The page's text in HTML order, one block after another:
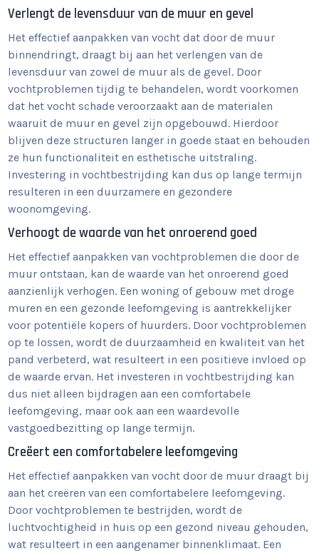
Verlengt de levensduur van de muur en gevel
Het effectief aanpakken van vocht dat door de muur
binnendringt, draagt bij aan het verlengen van de
levensduur van zowel de muur als de gevel. Door
vochtproblemen tijdig te behandelen, wordt voorkomen
dat het vocht schade veroorzaakt aan de materialen
waaruit de muur en gevel zijn opgebouwd. Hierdoor
blijven deze structuren langer in goede staat en behouden
ze hun functionaliteit en esthetische uitstraling.
Investering in vochtbestrijding kan dus op lange termijn
resulteren in een duurzamere en gezondere
woonomgeving.
Verhoogt de waarde van het onroerend goed
Het effectief aanpakken van vochtproblemen die door de
muur ontstaan, kan de waarde van het onroerend goed
aanzienlijk verhogen. Een woning of gebouw met droge
muren en een gezonde leefomgeving is aantrekkelijker
voor potentiële kopers of huurders. Door vochtproblemen
op te lossen, wordt de duurzaamheid en kwaliteit van het
pand verbeterd, wat resulteert in een positieve invloed op
de waarde ervan. Het investeren in vochtbestrijding kan
dus niet alleen bijdragen aan een comfortabele
leefomgeving, maar ook aan een waardevolle
vastgoedbezitting op lange termijn.
Creëert een comfortabelere leefomgeving
Het effectief aanpakken van vocht door de muur draagt bij
aan het creëren van een comfortabelere leefomgeving.
Door vochtproblemen te bestrijden, wordt de
luchtvochtigheid in huis op een gezond niveau gehouden,
wat resulteert in een aangenamer binnenklimaat. Een